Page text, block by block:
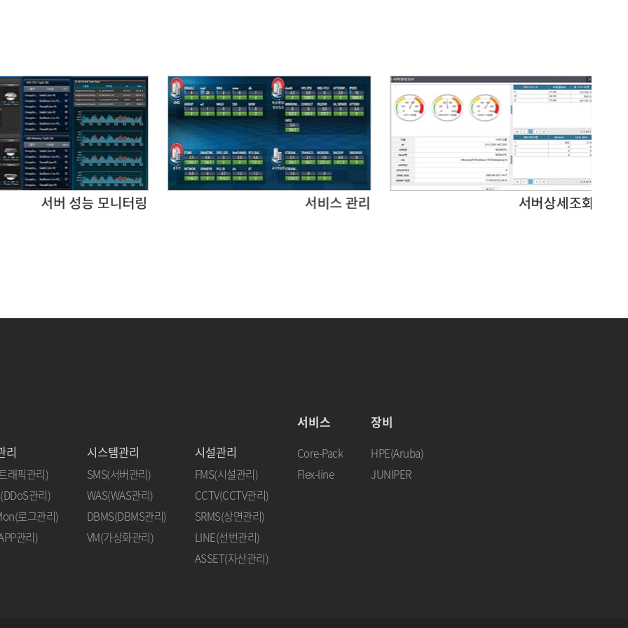
리
래픽관리)
관리)
로그관리)
관리)
시스템관리
SMS(서버관리)
WAS(WAS관리)
DBMS(DBMS관리)
VM(가상화관리)
시설관리
FMS(시설관리)
CCTV(CCTV관리)
SRMS(상면관리)
LINE(선번관리)
ASSET(자산관리)
서비스
Core-Pack
Flex-line
장비
HPE(Aruba)
JUNIPER